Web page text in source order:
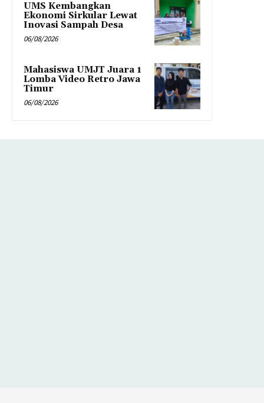
UMS Kembangkan
Ekonomi Sirkular Lewat
Inovasi Sampah Desa
06/08/2026
Mahasiswa UMJT Juara 1
Lomba Video Retro Jawa
Timur
06/08/2026